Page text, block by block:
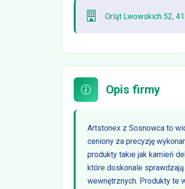
Orląt Lwowskich 52,
Opis firmy
Artstonex z Sosnowca to
ceniony za precyzję
produkty takie jak kamień
które doskonale
wewnętrznych. Produkty te